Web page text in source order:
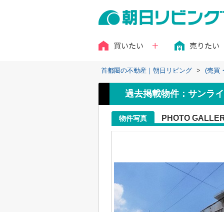
買いたい 売りたい
首都圏の不動産｜朝日リビング > (売買
過去掲載物件：サンラ
物件写真 PHOTO